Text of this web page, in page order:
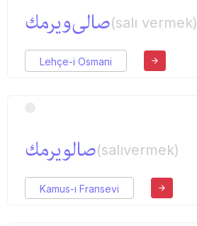
صالی‌ویرمك(salı vermek)
Lehçe-i Osmani
صالویرمك(salıvermek)
Kamus-ı Fransevi